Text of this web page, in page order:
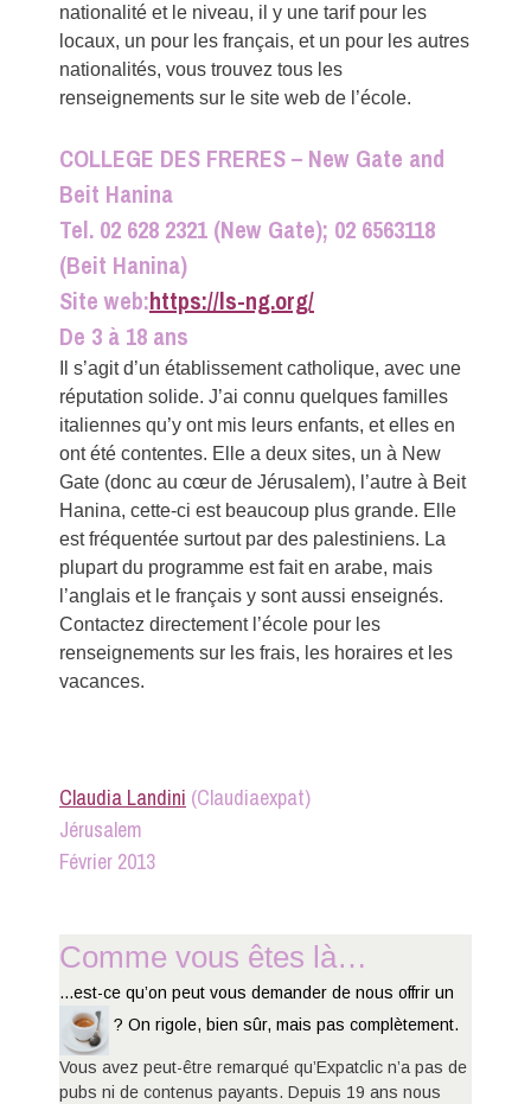
nationalité et le niveau, il y une tarif pour les
locaux, un pour les français, et un pour les autres
nationalités, vous trouvez tous les
renseignements sur le site web de l’école.
COLLEGE DES FRERES – New Gate and
Beit Hanina
Tel. 02 628 2321 (New Gate); 02 6563118
(Beit Hanina)
Site web:https://ls-ng.org/
De 3 à 18 ans
Il s’agit d’un établissement catholique, avec une
réputation solide. J’ai connu quelques familles
italiennes qu’y ont mis leurs enfants, et elles en
ont été contentes. Elle a deux sites, un à New
Gate (donc au cœur de Jérusalem), l’autre à Beit
Hanina, cette-ci est beaucoup plus grande. Elle
est fréquentée surtout par des palestiniens. La
plupart du programme est fait en arabe, mais
l’anglais et le français y sont aussi enseignés.
Contactez directement l’école pour les
renseignements sur les frais, les horaires et les
vacances.
Claudia Landini (Claudiaexpat)
Jérusalem
Février 2013
Comme vous êtes là…
...est-ce qu’on peut vous demander de nous offrir un
? On rigole, bien sûr, mais pas complètement.
Vous avez peut-être remarqué qu’Expatclic n’a pas de
pubs ni de contenus payants. Depuis 19 ans nous